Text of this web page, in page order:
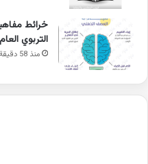
خرائط
التربوي
منذ 58 دقيقة